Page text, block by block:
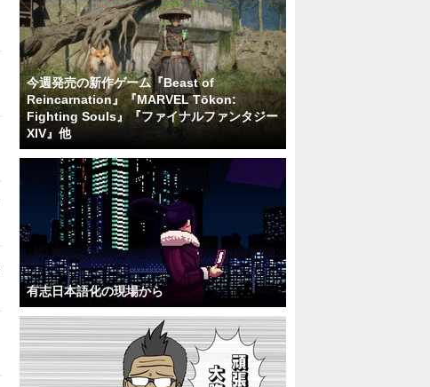
今週発売の新作ゲーム『Beast of
Reincarnation』『MARVEL Tōkon:
Fighting Souls』『ファイナルファンタジー
XIV』他
有志日本語化の現場から